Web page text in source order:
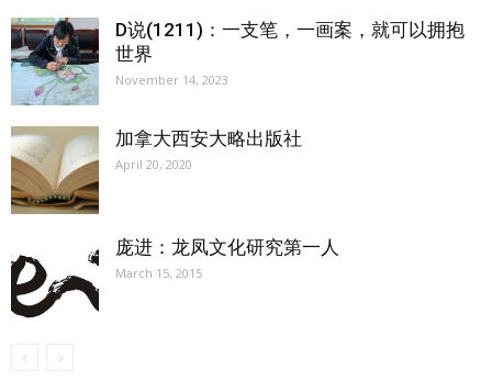
D说(1211)：一支笔，一画案，就可以拥抱
世界
November 14, 2023
加拿大西安大略出版社
April 20, 2020
庞进：龙凤文化研究第一人
March 15, 2015